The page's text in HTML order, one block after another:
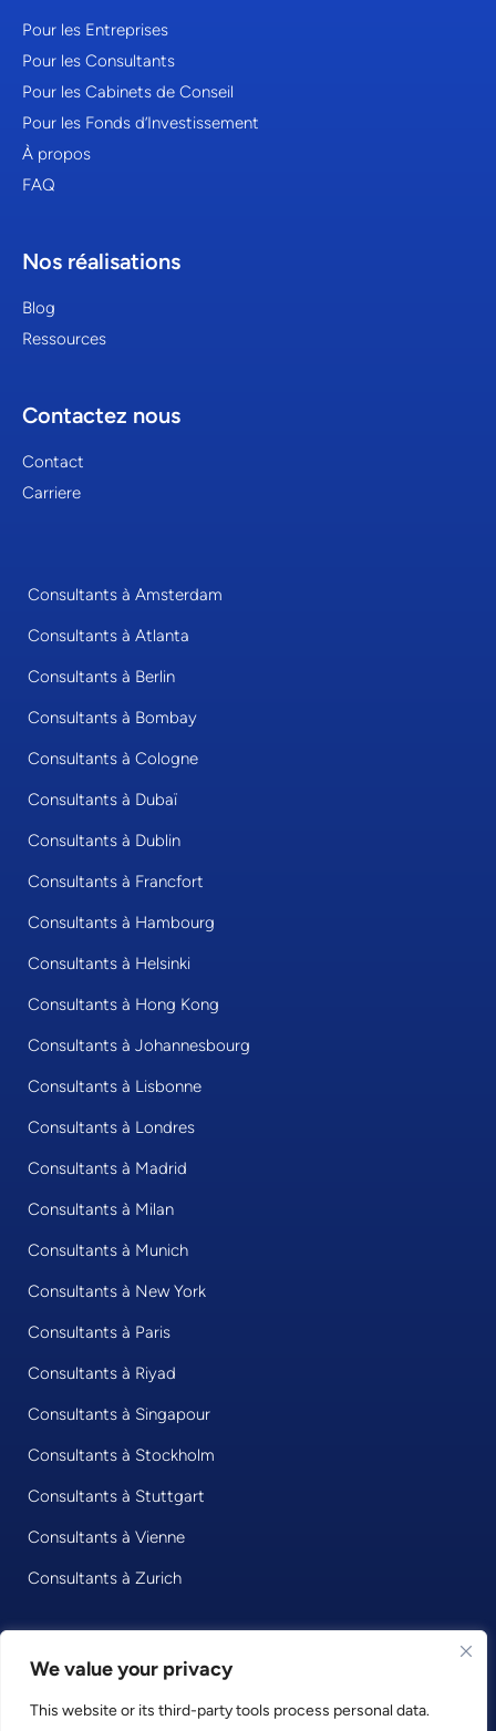
We value your privacy
This website or its third-party tools process personal data.
Pour les Entreprises
Pour les Consultants
Pour les Cabinets de Conseil
Pour les Fonds d’Investissement
À propos
FAQ
Nos réalisations
Blog
Ressources
Contactez nous
Contact
Carriere
Consultants à Amsterdam
Consultants à Atlanta
Consultants à Berlin
Consultants à Bombay
Consultants à Cologne
Consultants à Dubaï
Consultants à Dublin
Consultants à Francfort
Consultants à Hambourg
Consultants à Helsinki
Consultants à Hong Kong
Consultants à Johannesbourg
Consultants à Lisbonne
Consultants à Londres
Consultants à Madrid
Consultants à Milan
Consultants à Munich
Consultants à New York
Consultants à Paris
Consultants à Riyad
Consultants à Singapour
Consultants à Stockholm
Consultants à Stuttgart
Consultants à Vienne
Consultants à Zurich
Privacy Policy
© 2026 • Consultport GmbH